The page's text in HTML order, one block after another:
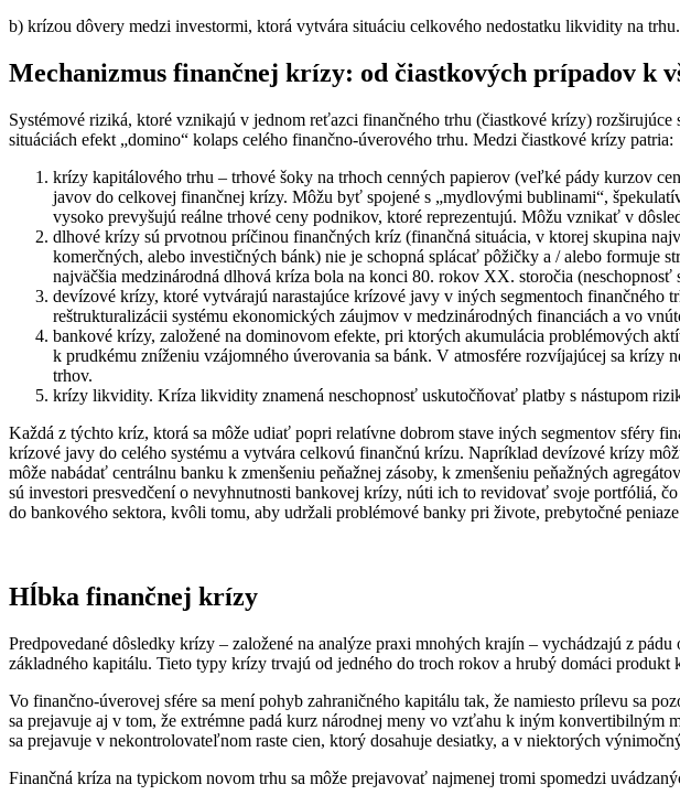
b) krízou dôvery medzi investormi, ktorá vytvára situáciu celkového nedostatku likvidity na trhu.
Mechanizmus finančnej krízy: od čiastkových prípadov k
Systémové riziká, ktoré vznikajú v jednom reťazci finančného trhu (čiastkové krízy)
situáciách efekt „domino“ kolaps celého finančno-úverového trhu. Medzi čiastkové krízy patria:
krízy kapitálového trhu – trhové šoky na trhoch cenných papierov (veľké pády kurzov
javov do celkovej finančnej krízy. Môžu byť spojené s „mydlovými bublinami“,
vysoko prevyšujú reálne trhové ceny podnikov, ktoré reprezentujú. Môžu vznikať v
dlhové krízy sú prvotnou príčinou finančných kríz (finančná situácia, v ktorej skupina
komerčných, alebo investičných bánk) nie je schopná splácať pôžičky a / alebo formuje
najväčšia medzinárodná dlhová kríza bola na konci 80. rokov XX. storočia
devízové krízy, ktoré vytvárajú narastajúce krízové javy v iných segmentoch finančného
reštrukturalizácii systému ekonomických záujmov v medzinárodných financiách a vo
bankové krízy, založené na dominovom efekte, pri ktorých akumulácia problémových
k prudkému zníženiu vzájomného úverovania sa bánk. V atmosfére rozvíjajúcej sa krízy
trhov.
krízy likvidity. Kríza likvidity znamená neschopnosť uskutočňovať platby s nástupom
Každá z týchto kríz, ktorá sa môže udiať popri relatívne dobrom stave iných segmentov sféry
krízové javy do celého systému a vytvára celkovú finančnú krízu. Napríklad devízové krízy
môže nabádať centrálnu banku k zmenšeniu peňažnej zásoby, k zmenšeniu peňažných
sú investori presvedčení o nevyhnutnosti bankovej krízy, núti ich to revidovať svoje portfóliá,
do bankového sektora, kvôli tomu, aby udržali problémové banky pri živote, prebytočné
Hĺbka finančnej krízy
Predpovedané dôsledky krízy – založené na analýze praxi mnohých krajín – vychádzajú z
základného kapitálu. Tieto typy krízy trvajú od jedného do troch rokov a hrubý domáci produkt
Vo finančno-úverovej sfére sa mení pohyb zahraničného kapitálu tak, že namiesto prílevu sa
sa prejavuje aj v tom, že extrémne padá kurz národnej meny vo vzťahu k iným
sa prejavuje v nekontrolovateľnom raste cien, ktorý dosahuje desiatky, a v niektorých
Finančná kríza na typickom novom trhu sa môže prejavovať najmenej tromi spomedzi